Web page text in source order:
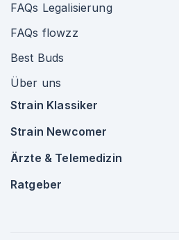
FAQs Legalisierung
FAQs flowzz
Best Buds
Über uns
Strain Klassiker
Strain Newcomer
Ärzte & Telemedizin
Ratgeber